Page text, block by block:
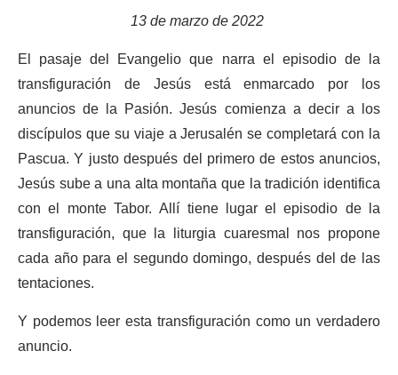
13 de marzo de 2022
El pasaje del Evangelio que narra el episodio de la
transfiguración de Jesús está enmarcado por los
anuncios de la Pasión. Jesús comienza a decir a los
discípulos que su viaje a Jerusalén se completará con la
Pascua. Y justo después del primero de estos anuncios,
Jesús sube a una alta montaña que la tradición identifica
con el monte Tabor. Allí tiene lugar el episodio de la
transfiguración, que la liturgia cuaresmal nos propone
cada año para el segundo domingo, después del de las
tentaciones.
Y podemos leer esta transfiguración como un verdadero
anuncio.